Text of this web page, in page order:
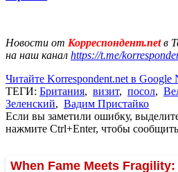
Новости от Корреспондент.netв
на наш канал https://t.me/
Читайте Korrespondent.net в Google
ТЕГИ: Британия, визит, посол,
Зеленский, Вадим Пристайко
Если вы заметили ошибку,
нажмите Ctrl+Enter, чтобы